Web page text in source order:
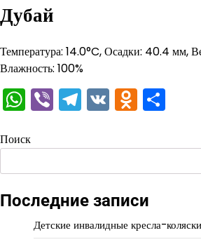
Дубай
Температура: 14.0°C, Осадки: 40.4 мм,
Влажность: 100%
WhatsApp
ViberTelegram
VK
Поиск
Последние записи
Детские инвалидные кресла-